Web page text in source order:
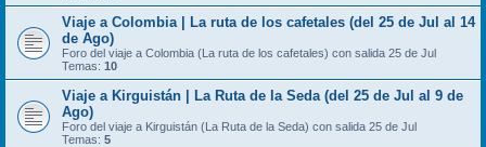
Viaje a Colombia | La ruta de los cafetales (del 25 de Jul al 14
de Ago)
Foro del viaje a Colombia (La ruta de los cafetales) con salida 25 de Jul
Temas: 10
Viaje a Kirguistán | La Ruta de la Seda (del 25 de Jul al 9 de
Ago)
Foro del viaje a Kirguistán (La Ruta de la Seda) con salida 25 de Jul
Temas: 5